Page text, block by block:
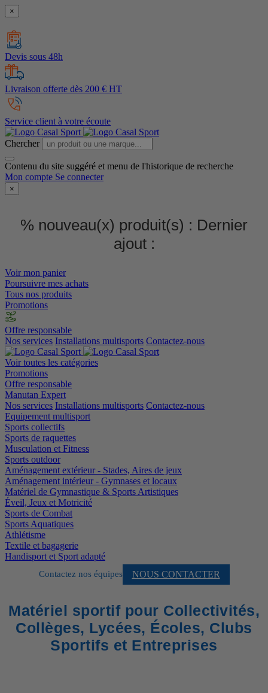
×
Devis sous 48h
Livraison offerte dès 200 € HT
Service client à votre écoute
Chercher
Contenu du site suggéré et menu de l'historique de recherche
Mon compte Se connecter
×
% nouveau(x) produit(s) : Dernier
ajout :
Voir mon panier
Poursuivre mes achats
Tous nos produits
Promotions
Offre responsable
Nos services Installations multisports Contactez-nous
Voir toutes les catégories
Promotions
Offre responsable
Manutan Expert
Nos services Installations multisports Contactez-nous
Equipement multisport
Sports collectifs
Sports de raquettes
Musculation et Fitness
Sports outdoor
Aménagement extérieur - Stades, Aires de jeux
Aménagement intérieur - Gymnases et locaux
Matériel de Gymnastique & Sports Artistiques
Éveil, Jeux et Motricité
Sports de Combat
Sports Aquatiques
Athlétisme
Textile et bagagerie
Handisport et Sport adapté
Contactez nos équipes NOUS CONTACTER
Matériel sportif pour Collectivités,
Collèges, Lycées, Écoles, Clubs
Sportifs et Entreprises